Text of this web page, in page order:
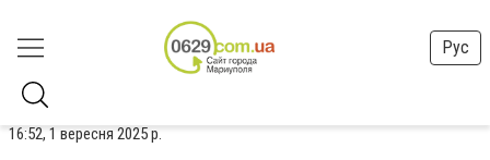
Рус
16:52, 1 вересня 2025 р.